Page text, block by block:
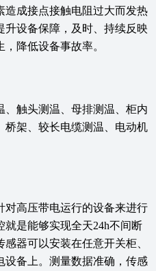
造成接点接触电阻过大而发热
升设备保障，及时、持续反映
降低设备事故率。
、触头测温、母排测温、柜内
桥架、较长电缆测温、电动机
对高压带电运行的设备来进行
是能够实现全天24h不间断
器可以安装在任意开关柜、
设备上。测量数据准确，传感